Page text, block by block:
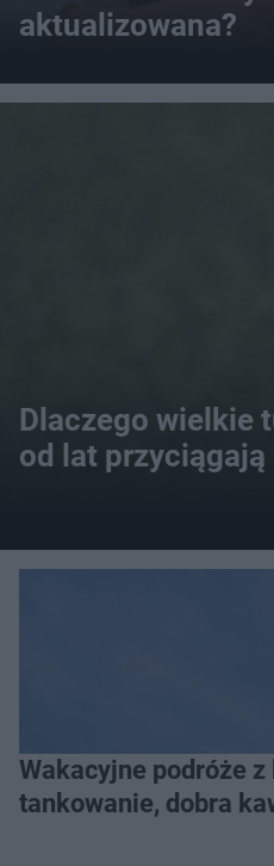
aktualizowana?
Dlaczego wielkie
od lat
Wakacyjne podróże z
tankowanie, dobra